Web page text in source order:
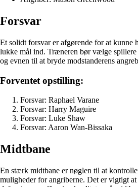
Forsvar
Et solidt forsvar er afgørende for at kunne
lukke mål ind. Træneren bør vælge spillere
og evnen til at bryde modstanderens
Forventet opstilling:
Forsvar: Raphael Varane
Forsvar: Harry Maguire
Forsvar: Luke Shaw
Forsvar: Aaron Wan-Bissaka
Midtbane
En stærk midtbane er nøglen til at
muligheder for angriberne. Det er vigtigt at